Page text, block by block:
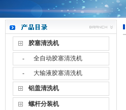
胶塞清洗机
- 全自动胶塞清洗机
- 大输液胶塞清洗机
铝盖清洗机
螺杆分装机